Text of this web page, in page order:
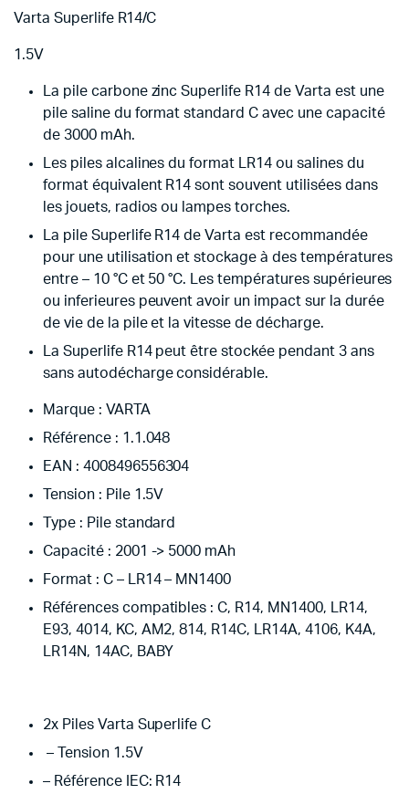
Varta Superlife R14/C
1.5V
La pile carbone zinc Superlife R14 de Varta est une
pile saline du format standard C avec une capacité
de 3000 mAh.
Les piles alcalines du format LR14 ou salines du
format équivalent R14 sont souvent utilisées dans
les jouets, radios ou lampes torches.
La pile Superlife R14 de Varta est recommandée
pour une utilisation et stockage à des températures
entre – 10 °C et 50 °C. Les températures supérieures
ou inferieures peuvent avoir un impact sur la durée
de vie de la pile et la vitesse de décharge.
La Superlife R14 peut être stockée pendant 3 ans
sans autodécharge considérable.
Marque : VARTA
Référence : 1.1.048
EAN : 4008496556304
Tension : Pile 1.5V
Type : Pile standard
Capacité : 2001 -> 5000 mAh
Format : C – LR14 – MN1400
Références compatibles : C, R14, MN1400, LR14,
E93, 4014, KC, AM2, 814, R14C, LR14A, 4106, K4A,
LR14N, 14AC, BABY
2x Piles Varta Superlife C
– Tension 1.5V
– Référence IEC: R14